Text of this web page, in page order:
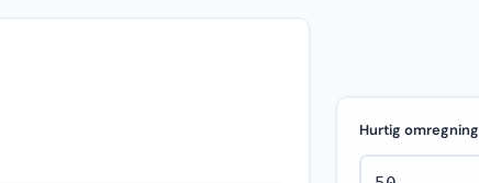
Hurtig omregning